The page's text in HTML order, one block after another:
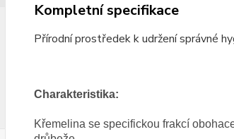
Kompletní specifikace
Přírodní prostředek k udržení správné
Charakteristika:
Křemelina se specifickou frakcí